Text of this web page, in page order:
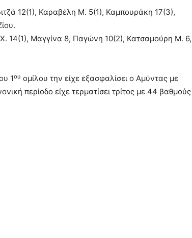
12(1), Καραβέλη Μ. 5(1), Καμπουράκη 17(3),
14(1), Μαγγίνα 8, Παγώνη 10(2), Κατσαμούρη Μ. 6,
1ου ομίλου την είχε εξασφαλίσει ο Αμύντας με
περίοδο είχε τερματίσει τρίτος με 44 βαθμούς